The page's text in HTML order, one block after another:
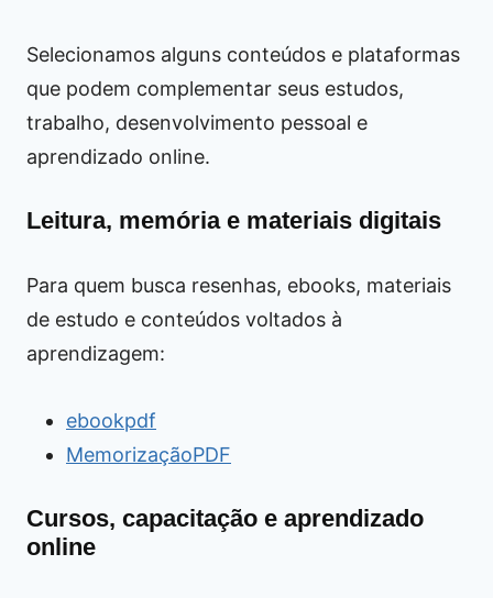
Selecionamos alguns conteúdos e plataformas
que podem complementar seus estudos,
trabalho, desenvolvimento pessoal e
aprendizado online.
Leitura, memória e materiais digitais
Para quem busca resenhas, ebooks, materiais
de estudo e conteúdos voltados à
aprendizagem:
ebookpdf
MemorizaçãoPDF
Cursos, capacitação e aprendizado
online